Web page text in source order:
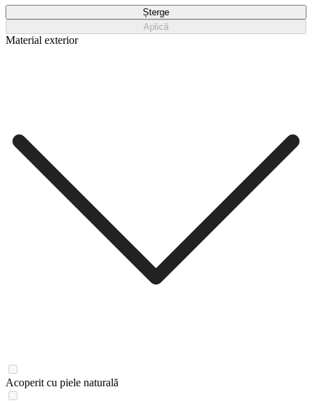
Șterge
Aplică
Material exterior
Acoperit cu piele naturală